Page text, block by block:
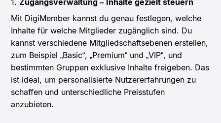
Mit DigiMember kannst du genau festlegen, welche
Inhalte für welche Mitglieder zugänglich sind. Du
kannst verschiedene Mitgliedschaftsebenen erstellen,
zum Beispiel „Basic“, „Premium“ und „VIP“, und
bestimmten Gruppen exklusive Inhalte freigeben. Das
ist ideal, um personalisierte Nutzererfahrungen zu
schaffen und unterschiedliche Preisstufen
anzubieten.